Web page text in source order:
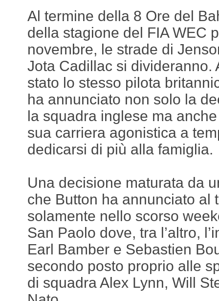
Al termine della 8 Ore del
della stagione del FIA WEC
novembre, le strade di
Jota Cadillac si divideranno.
stato lo stesso pilota
ha annunciato non solo la
la squadra inglese ma
sua carriera agonistica a
dedicarsi di più alla famiglia.
Una decisione maturata da
che Button ha annunciato al
solamente nello scorso
San Paolo dove, tra l’altro,
Earl Bamber e Sebastien
secondo posto proprio alle
di squadra Alex Lynn, Will